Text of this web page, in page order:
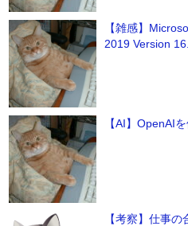
【雑感】
2019 Version
【AI】OpenAI
【考察】仕事